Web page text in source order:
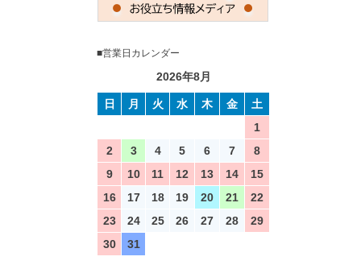
■営業日カレンダー
2026年8月
日 月 火 水 木 金
土
1
2
3 4 5 6 7
8
9
10 11 12 13 14
15
16
17 18 19 20 21
22
23
24 25 26 27 28
29
30
31